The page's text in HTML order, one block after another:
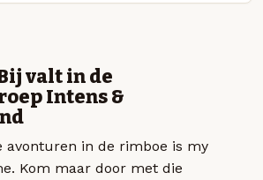
valt in de
Intens &
avonturen in de rimboe is my
Kom maar door met die